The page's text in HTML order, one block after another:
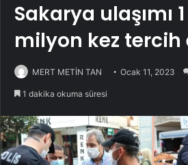
Sakarya ulaşımı
milyon kez tercih
MERT METİN TAN Ocak 11, 2023
1 dakika okuma süresi